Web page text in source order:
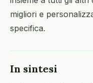
migliori e
specifica.
In sintesi